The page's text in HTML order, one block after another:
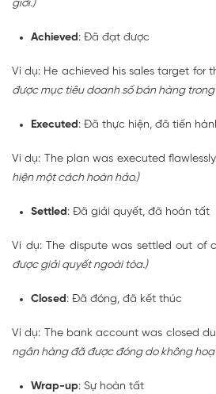
giới.)
Achieved: Đã đạt được
Ví dụ: He achieved his sales target for
được mục tiêu doanh số bán hàng
Executed: Đã thực hiện, đã tiến
Ví dụ: The plan was executed
hiện một cách hoàn hảo.)
Settled: Đã giải quyết, đã hoàn tất
Ví dụ: The dispute was settled out of
được giải quyết ngoài tòa.)
Closed: Đã đóng, đã kết thúc
Ví dụ: The bank account was closed
ngân hàng đã được đóng do không
Wrap-up: Sự hoàn tất